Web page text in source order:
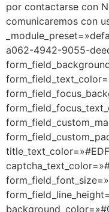
por contactarse con
comunicaremos con
a062-4942-9055-